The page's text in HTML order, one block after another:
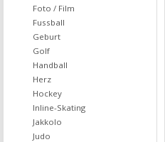
Foto / Film
Fussball
Geburt
Golf
Handball
Herz
Hockey
Inline-Skating
Jakkolo
Judo